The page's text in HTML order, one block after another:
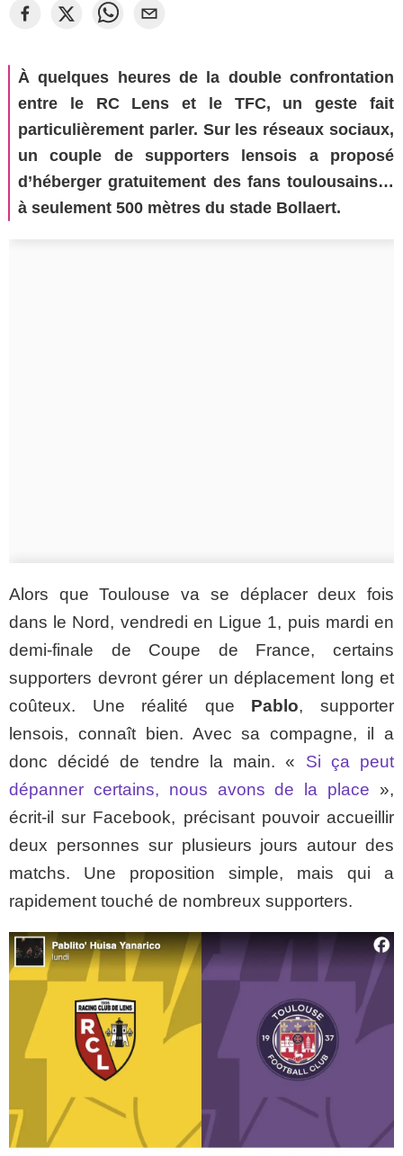
À quelques heures de la double confrontation
entre le RC Lens et le TFC, un geste fait
particulièrement parler. Sur les réseaux sociaux,
un couple de supporters lensois a proposé
d’héberger gratuitement des fans toulousains…
à seulement 500 mètres du stade Bollaert.
Alors que Toulouse va se déplacer deux fois
dans le Nord, vendredi en Ligue 1, puis mardi en
demi-finale de Coupe de France, certains
supporters devront gérer un déplacement long et
coûteux. Une réalité que Pablo, supporter
lensois, connaît bien. Avec sa compagne, il a
donc décidé de tendre la main. « Si ça peut
dépanner certains, nous avons de la place »,
écrit-il sur Facebook, précisant pouvoir accueillir
deux personnes sur plusieurs jours autour des
matchs. Une proposition simple, mais qui a
rapidement touché de nombreux supporters.